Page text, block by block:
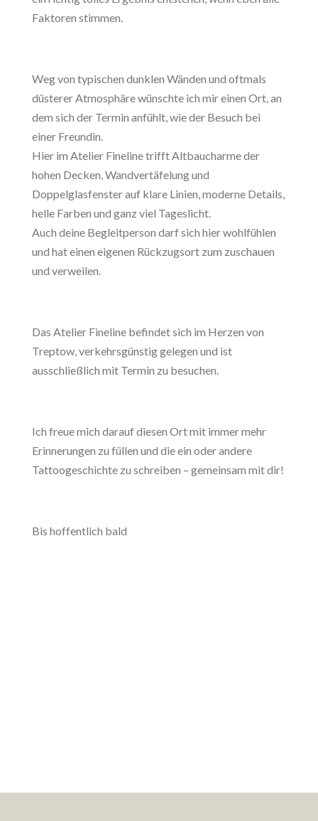
Faktoren stimmen.
Weg von typischen dunklen Wänden und oftmals
düsterer Atmosphäre wünschte ich mir einen Ort, an
dem sich der Termin anfühlt, wie der Besuch bei
einer Freundin.
Hier im Atelier Fineline trifft Altbaucharme der
hohen Decken, Wandvertäfelung und
Doppelglasfenster auf klare Linien, moderne Details,
helle Farben und ganz viel Tageslicht.
Auch deine Begleitperson darf sich hier wohlfühlen
und hat einen eigenen Rückzugsort zum zuschauen
und verweilen.
Das Atelier Fineline befindet sich im Herzen von
Treptow, verkehrsgünstig gelegen und ist
ausschließlich mit Termin zu besuchen.
Ich freue mich darauf diesen Ort mit immer mehr
Erinnerungen zu füllen und die ein oder andere
Tattoogeschichte zu schreiben – gemeinsam mit dir!
Bis hoffentlich bald